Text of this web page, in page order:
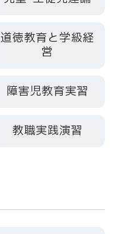
道徳教育と学級経
営
障害児教育実習
教職実践演習